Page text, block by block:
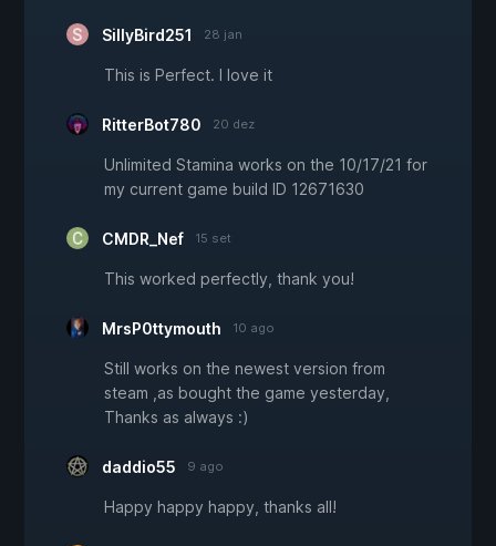
SillyBird251 28 jan
This is Perfect. I love it
RitterBot780 20 dez
Unlimited Stamina works on the 10/17/21 for
my current game build ID 12671630
CMDR_Nef 15 set
This worked perfectly, thank you!
MrsP0ttymouth 10 ago
Still works on the newest version from
steam ,as bought the game yesterday,
Thanks as always :)
daddio55 9 ago
Happy happy happy, thanks all!